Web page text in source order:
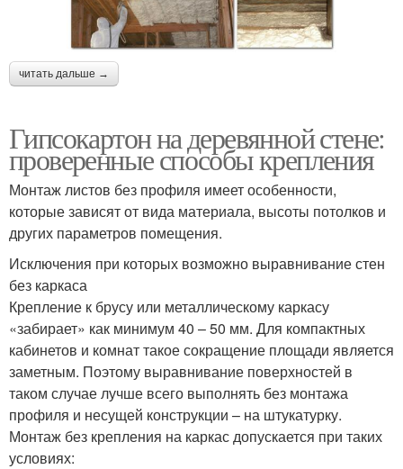
читать дальше →
Гипсокартон на деревянной стене:
проверенные способы крепления
Монтаж листов без профиля имеет особенности,
которые зависят от вида материала, высоты потолков и
других параметров помещения.
Исключения при которых возможно выравнивание стен
без каркаса
Крепление к брусу или металлическому каркасу
«забирает» как минимум 40 – 50 мм. Для компактных
кабинетов и комнат такое сокращение площади является
заметным. Поэтому выравнивание поверхностей в
таком случае лучше всего выполнять без монтажа
профиля и несущей конструкции – на штукатурку.
Монтаж без крепления на каркас допускается при таких
условиях: